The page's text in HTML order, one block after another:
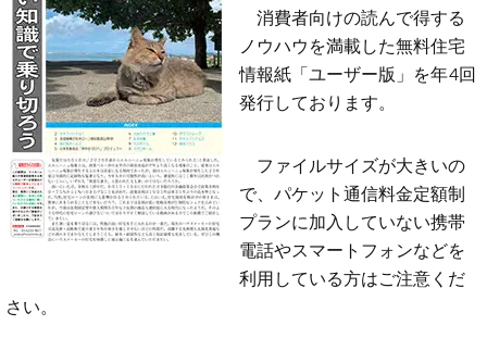
消費者向けの読んで得する
ノウハウを満載した無料住宅
情報紙「ユーザー版」を年4回
発行しております。
ファイルサイズが大きいの
で、パケット通信料金定額制
プランに加入していない携帯
電話やスマートフォンなどを
利用している方はご注意くだ
さい。